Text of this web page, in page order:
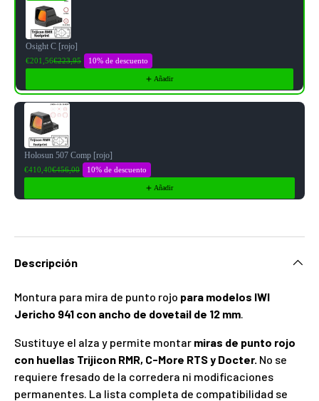
Osight C [rojo]
€201,56€223,95 10% de descuento
Añadir
Holosun 507 Comp [rojo]
€410,40€456,00 10% de descuento
Añadir
Descripción
Montura para mira de punto rojo para modelos IWI
Jericho 941 con ancho de dovetail de 12 mm
Sustituye el alza y permite montar miras de punto rojo
con huellas Trijicon RMR, C-More RTS y Docter. No se
requiere fresado de la corredera ni modificaciones
permanentes. La lista completa de compatibilidad se